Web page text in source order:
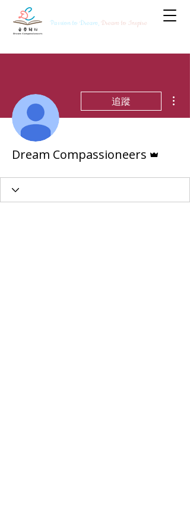
Passion to Dream, Dream to Inspire
追蹤
Dream Compassioneers